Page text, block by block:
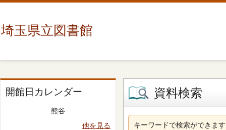
埼玉県立図書館
開館日カレンダー
熊谷
他を見る
資料検索
キーワードで検索ができます